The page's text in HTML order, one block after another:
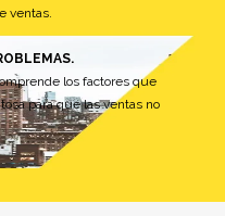
ventas.
los factores que
para que las ventas no